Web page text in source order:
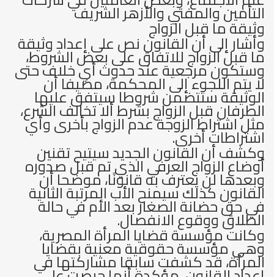
التأمين والمفتي والأزهر الشريف
وثيقة ما قبل الزواج
وأشار إلى أن القانون نص على إعداد وثيقة
ما قبل الزواج للاتفاق على بعض الشروط،
وستكون مرجعية عند حدوث أي خلاف حتى
لا يتم اللجوء إلى المحكمة، مضيفا أن
الوثيقة ستتضمن شروطا سيتفق عليها
الطرفان قبل الزواج بشرط ألا تخالف الشرع،
مثل اشتراط الزوجة عدم الزواج بأخرى وأي
اشتراطات أخرى.
وكشف أن القانون الجديد سيتيح تقنين
أوضاع الزواج العرفي الذي تم قبل صدوره
وبعدها لن يعترف به قانونًا، موضحا أن
القانون كذلك سيمنح الأب المرتبة الثانية
في حق حضانة الصغار بعد الأم في حالة
الطلاق ووقوع الانفصال.
وكانت مؤسسة قضايا المرأة المصرية،
وهي مؤسسة حقوقية معنية بقضايا
المرأة، قد كشفت سابقا مشاركتها في